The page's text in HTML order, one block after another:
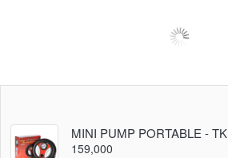
MINI PUMP PORTABLE - TK
159,000